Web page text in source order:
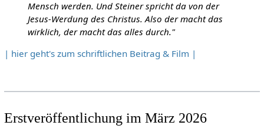
Mensch werden. Und Steiner spricht da von der
Jesus-Werdung des Christus. Also der macht das
wirklich, der macht das alles durch."
| hier geht's zum schriftlichen Beitrag & Film |
Erstveröffentlichung im März 2026